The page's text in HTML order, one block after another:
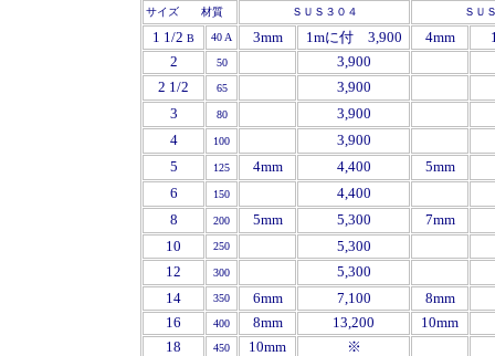
サイズ 材質 ＳＵＳ３０４ ＳＵ
1 1/2 B 40 A 3mm 1mに付 3,900 4mm
2
50
3,900
2 1/2
65
3,900
3
80
3,900
4
100
3,900
5
125 4mm 4,400
5mm
6
150
4,400
8
200 5mm 5,300
7mm
10
250
5,300
12
300
5,300
14
350 6mm 7,100
8mm
16
400 8mm 13,200
10mm
18
450 10mm
※